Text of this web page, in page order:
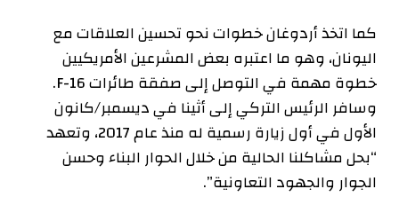
كما اتخذ أردوغان خطوات نحو تحسين العلاقات مع
اليونان، وهو ما اعتبره بعض المشرعين الأمريكيين
خطوة مهمة في التوصل إلى صفقة طائرات F-16.
وسافر الرئيس التركي إلى أثينا في ديسمبر/كانون
الأول في أول زيارة رسمية له منذ عام 2017، وتعهد
“بحل مشاكلنا الحالية من خلال الحوار البناء وحسن
الجوار والجهود التعاونية”.